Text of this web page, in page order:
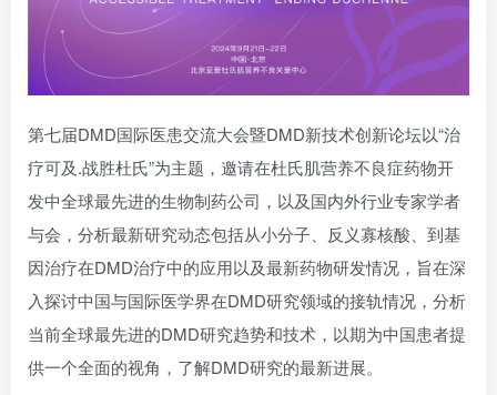
第七届DMD国际医患交流大会暨DMD新技术创新论坛以“治
疗可及.战胜杜氏”为主题，邀请在杜氏肌营养不良症药物开
发中全球最先进的生物制药公司，以及国内外行业专家学者
与会，分析最新研究动态包括从小分子、反义寡核酸、到基
因治疗在DMD治疗中的应用以及最新药物研发情况，旨在深
入探讨中国与国际医学界在DMD研究领域的接轨情况，分析
当前全球最先进的DMD研究趋势和技术，以期为中国患者提
供一个全面的视角，了解DMD研究的最新进展。